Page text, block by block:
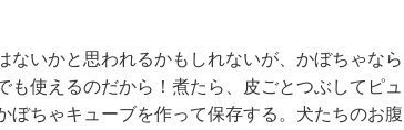
ないかと思われるかもしれないが、かぼちゃなら
使えるのだから！煮たら、皮ごとつぶしてピュ
ぼちゃキューブを作って保存する。犬たちのお腹